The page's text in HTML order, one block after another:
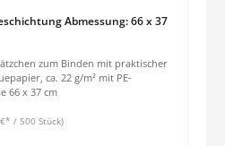
Abmessung: 66 x 37
zum Binden mit praktischer
weiß Maße 66 x 37 cm
/ 500 Stück)